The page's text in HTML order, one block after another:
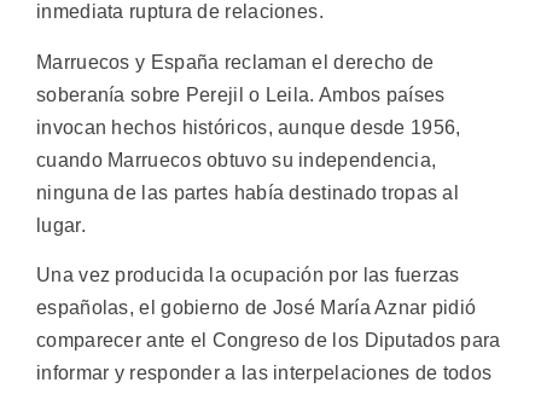
inmediata ruptura de relaciones.
Marruecos y España reclaman el derecho de
soberanía sobre Perejil o Leila. Ambos países
invocan hechos históricos, aunque desde 1956,
cuando Marruecos obtuvo su independencia,
ninguna de las partes había destinado tropas al
lugar.
Una vez producida la ocupación por las fuerzas
españolas, el gobierno de José María Aznar pidió
comparecer ante el Congreso de los Diputados para
informar y responder a las interpelaciones de todos